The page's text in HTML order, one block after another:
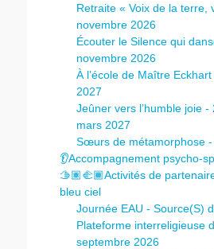
Retraite « Voix de la terre,
novembre 2026
Écouter le Silence qui
novembre 2026
À l’école de Maître
2027
Jeûner vers l’humble joie
mars 2027
Sœurs de métamorphose -
👂Accompagnement psycho-
🫱🏽‍🫲🏾Activités de
bleu ciel
Journée EAU - Source(S)
Plateforme interreligieuse
septembre 2026